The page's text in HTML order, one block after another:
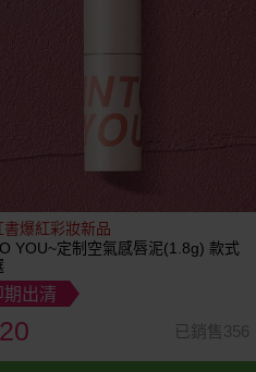
書爆紅彩妝新品
YOU~定制空氣感唇泥(1.8g) 款式
期出清
已銷售356